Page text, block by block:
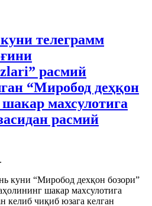
телеграмм
расмий
“Миробод деҳқон
махсулотига
расмий
.
куни “Миробод дехқон бозори”
шакар махсулотига
келиб чиқиб юзага келган